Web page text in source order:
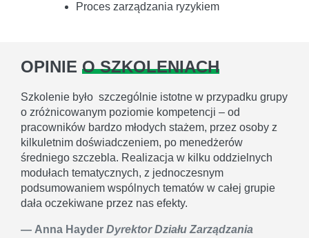
Proces zarządzania ryzykiem
OPINIE O SZKOLENIACH
Szkolenie było szczególnie istotne w przypadku grupy
o zróżnicowanym poziomie kompetencji – od
pracowników bardzo młodych stażem, przez osoby z
kilkuletnim doświadczeniem, po menedżerów
średniego szczebla. Realizacja w kilku oddzielnych
modułach tematycznych, z jednoczesnym
podsumowaniem wspólnych tematów w całej grupie
dała oczekiwane przez nas efekty.
Anna Hayder Dyrektor Działu Zarządzania